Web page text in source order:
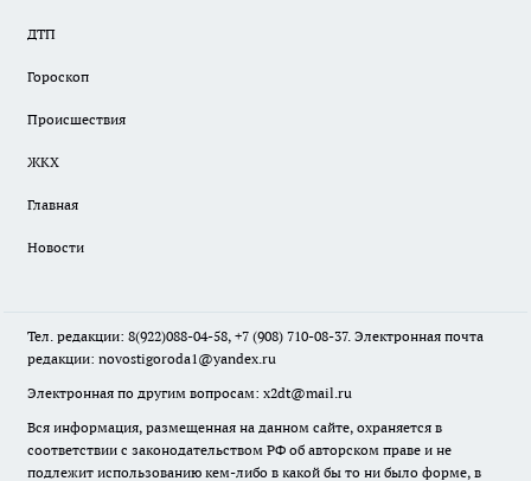
ДТП
Гороскоп
Происшествия
ЖКХ
Главная
Новости
Тел. редакции: 8(922)088-04-58, +7 (908) 710-08-37. Электронная почта
редакции: novostigoroda1@yandex.ru
Электронная по другим вопросам: x2dt@mail.ru
Вся информация, размещенная на данном сайте, охраняется в
соответствии с законодательством РФ об авторском праве и не
подлежит использованию кем-либо в какой бы то ни было форме, в